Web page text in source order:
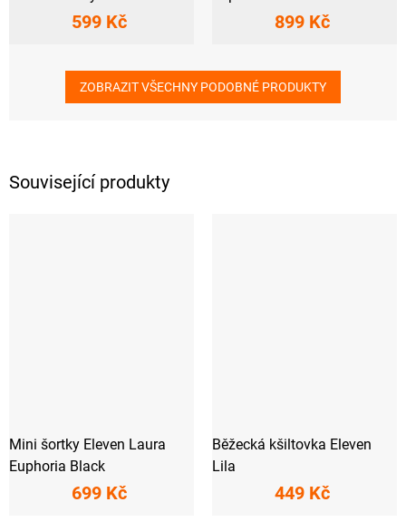
Související produkty
Mini šortky Eleven Laura
Euphoria Black
699 Kč
Běžecká kšiltovka Eleven
Lila
449 Kč
599 Kč 899 Kč
ZOBRAZIT VŠECHNY PODOBNÉ PRODUKTY